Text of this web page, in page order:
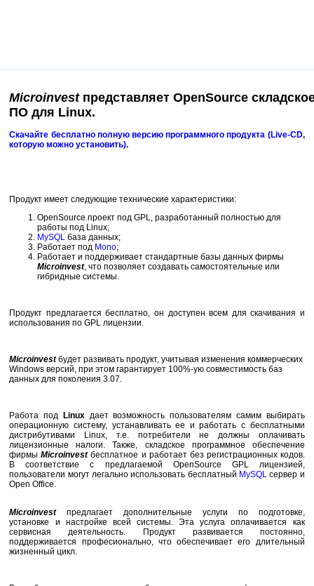
MicroinvestпредставляетOpenSource
ПО для Linux.
Скачайте бесплатно полную версию программного продукта (Live-CD,
которую можно установить).
Продукт имеет следующие технические характеристики:
OpenSource проект под GPL, разработанный полностью для
работы под Linux;
MySQL база данных;
Работает под Mono;
Работает и поддерживает стандартные базы данных фирмы
Microinvest, что позволяет создавать самостоятельные или
гибридные системы.
Продукт предлагается бесплатно, он доступен всем для скачивания и
использования по GPL лицензии.
Microinvestбудет развивать продукт, учитывая изменения коммерческих
Windows версий, при этом гарантирует 100%-ую совместимость баз
данных для поколения 3.07.
Работа под Linuxдает возможность пользователям самим выбирать
операционную систему, устанавливать ее и работать с бесплатными
дистрибутивами Linux, т.е. потребители не должны оплачивать
лицензионные налоги. Также, складское программное обеспечение
фирмыMicroinvestбесплатное и работает без регистрационных кодов.
В соответствие с предлагаемой OpenSource GPL лицензией,
пользователи могут легально использовать бесплатный MySQLсервер и
Open Office.
Microinvestпредлагает дополнительные услуги по подготовке,
установке и настройке всей системы. Эта услуга оплачивается как
сервисная деятельность. Продукт развивается постоянно,
поддерживается професионально, что обеспечивает его длительный
жизненный цикл.